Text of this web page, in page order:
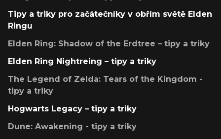
Tipy a triky pro začátečníky v obřím světě Elden
Ringu
Elden Ring: Shadow of the Erdtree – tipy a triky
Elden Ring Nightreing – tipy a triky
The Legend of Zelda: Tears of the Kingdom -
tipy a triky
Hogwarts Legacy – tipy a triky
Dune: Awakening - tipy a triky